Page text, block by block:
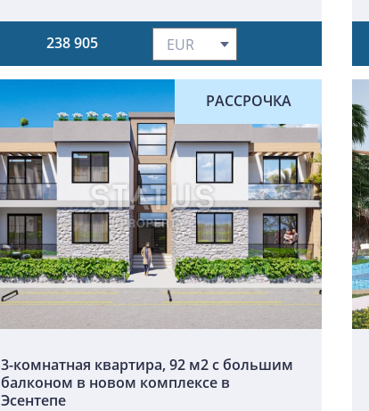
238 905
РАССРОЧКА
3-комнатная квартира, 92 м2 с большим
балконом в новом комплексе в
Эсентепе